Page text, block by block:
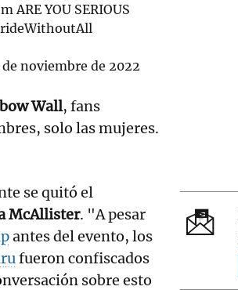
ARE YOU SERIOUS
de noviembre de 2022
Wall, fans
solo las mujeres.
se quitó el
McAllister. "A pesar
antes del evento, los
fueron confiscados
sobre esto